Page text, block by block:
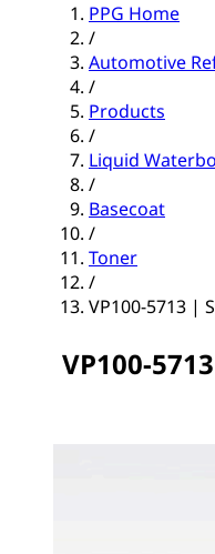
PPG Home
/
Automotive
/
Products
/
Liquid
/
Basecoat
/
Toner
/
VP100-5713 |
VP100-